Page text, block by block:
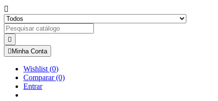


 Minha Conta
Wishlist (0)
Comparar(0)
Entrar